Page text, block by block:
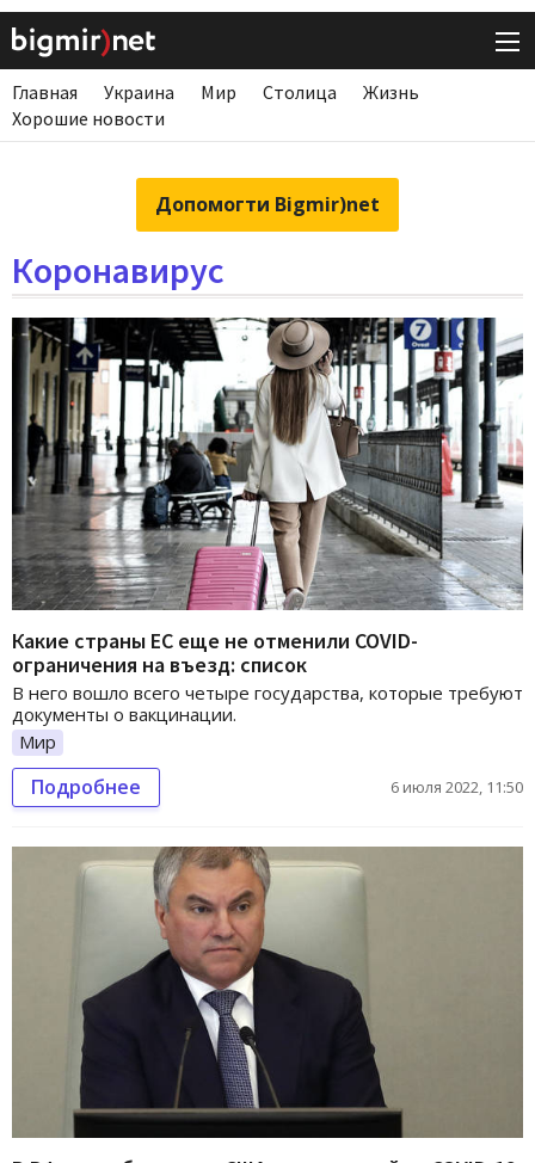
Главная Украина Мир Столица
Жизнь
Хорошие новости
Допомогти Bigmir)net
Коронавирус
Какие страны ЕС еще не отменили COVID-
ограничения на въезд: список
В него вошло всего четыре государства, которые требуют
документы о вакцинации.
Мир
Подробнее 6 июля 2022, 11:50